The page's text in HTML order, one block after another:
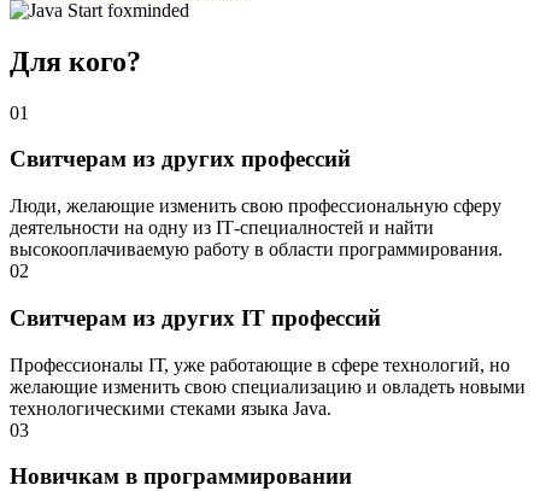
Для кого?
01
Свитчерам из других профессий
Люди, желающие изменить свою профессиональную сферу
деятельности на одну из IТ-специалностей и найти
высокооплачиваемую работу в области программирования.
02
Свитчерам из других IT профессий
Профессионалы IТ, уже работающие в сфере технологий, но
желающие изменить свою специализацию и овладеть новыми
технологическими стеками языка Java.
03
Новичкам в программировании